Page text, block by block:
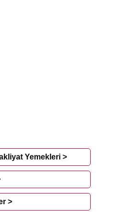
Yemekleri >
>